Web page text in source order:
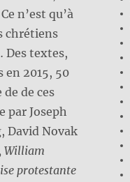
n’est qu’à
chrétiens
Des textes,
en 2015, 50
de ces
par Joseph
David Novak
William
protestante